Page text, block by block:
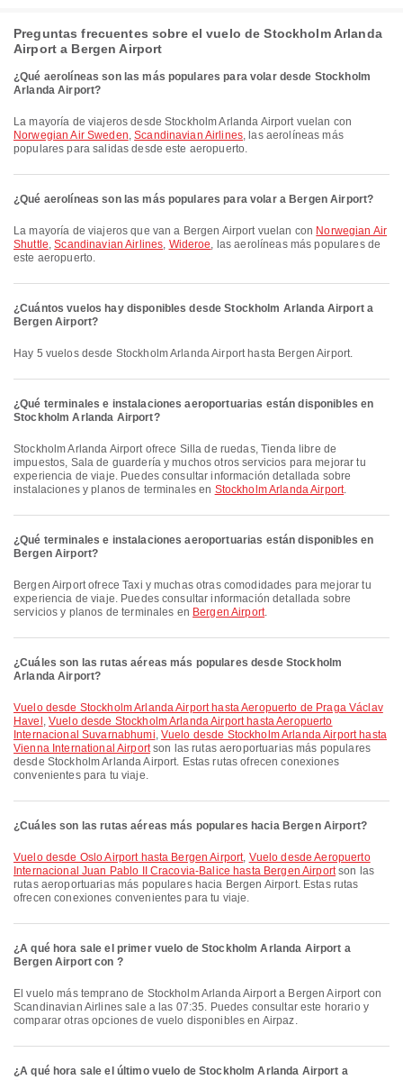
Preguntas frecuentes sobre el vuelo de Stockholm Arlanda
Airport a Bergen Airport
¿Qué aerolíneas son las más populares para volar desde Stockholm
Arlanda Airport?
La mayoría de viajeros desde Stockholm Arlanda Airport vuelan con
Norwegian Air Sweden,Scandinavian Airlines, las aerolíneas más
populares para salidas desde este aeropuerto.
¿Qué aerolíneas son las más populares para volar a Bergen Airport?
La mayoría de viajeros que van a Bergen Airport vuelan con Norwegian Air
Shuttle,Scandinavian Airlines, Wideroe, las aerolíneas más populares de
este aeropuerto.
¿Cuántos vuelos hay disponibles desde Stockholm Arlanda Airport a
Bergen Airport?
Hay 5 vuelos desde Stockholm Arlanda Airport hasta Bergen Airport.
¿Qué terminales e instalaciones aeroportuarias están disponibles en
Stockholm Arlanda Airport?
Stockholm Arlanda Airport ofrece Silla de ruedas, Tienda libre de
impuestos, Sala de guardería y muchos otros servicios para mejorar tu
experiencia de viaje. Puedes consultar información detallada sobre
instalaciones y planos de terminales en Stockholm Arlanda Airport.
¿Qué terminales e instalaciones aeroportuarias están disponibles en
Bergen Airport?
Bergen Airport ofrece Taxi y muchas otras comodidades para mejorar tu
experiencia de viaje. Puedes consultar información detallada sobre
servicios y planos de terminales en Bergen Airport.
¿Cuáles son las rutas aéreas más populares desde Stockholm
Arlanda Airport?
Vuelo desde Stockholm Arlanda Airport hasta Aeropuerto de Praga Václav
Havel , Vuelo desde Stockholm Arlanda Airport hasta Aeropuerto
Internacional Suvarnabhumi, Vuelo desde Stockholm Arlanda Airport hasta
Vienna International Airportson las rutas aeroportuarias más populares
desde Stockholm Arlanda Airport. Estas rutas ofrecen conexiones
convenientes para tu viaje.
¿Cuáles son las rutas aéreas más populares hacia Bergen Airport?
Vuelo desde Oslo Airport hasta Bergen Airport, Vuelo desde Aeropuerto
Internacional Juan Pablo II Cracovia-Balice hasta Bergen Airportson las
rutas aeroportuarias más populares hacia Bergen Airport. Estas rutas
ofrecen conexiones convenientes para tu viaje.
¿A qué hora sale el primer vuelo de Stockholm Arlanda Airport a
Bergen Airport con ?
El vuelo más temprano de Stockholm Arlanda Airport a Bergen Airport con
Scandinavian Airlines sale a las 07:35. Puedes consultar este horario y
comparar otras opciones de vuelo disponibles en Airpaz.
¿A qué hora sale el último vuelo de Stockholm Arlanda Airport a